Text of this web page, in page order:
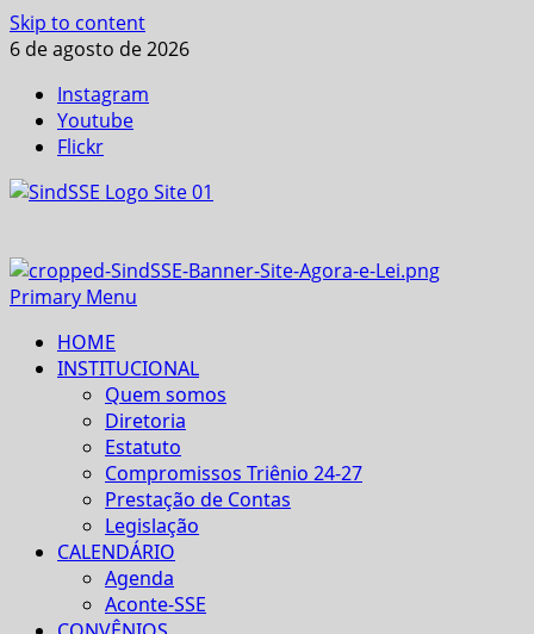
Skip to content
6 de agosto de 2026
Instagram
Youtube
Flickr
Primary Menu
HOME
INSTITUCIONAL
Quem somos
Diretoria
Estatuto
Compromissos Triênio 24-27
Prestação de Contas
Legislação
CALENDÁRIO
Agenda
Aconte-SSE